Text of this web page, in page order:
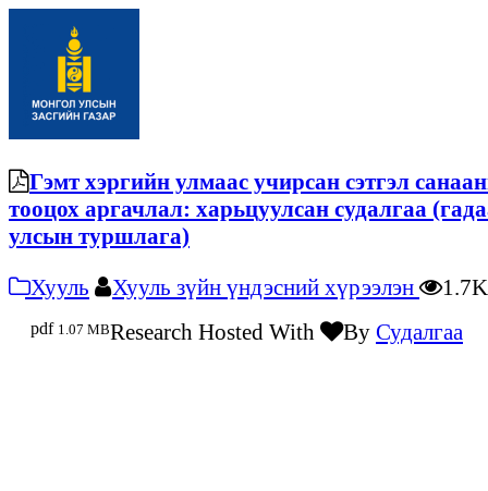
Гэмт хэргийн улмаас учирсан сэтгэл
тооцох аргачлал: харьцуулсан судалгаа
улсын туршлага)
Хууль
Хууль зүйн үндэсний хүрээлэн
pdf 1.07 MBResearch Hosted With By Судалгаа